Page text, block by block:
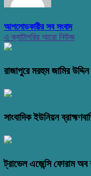
আপলোডকারীর সব সংবাদ
এ ক্যাটাগরির আরো নিউজ
রাজাপুরে মরহুম জামির
সাংবাদিক ইউনিয়ন
ট্রাভেল এজেন্সি ফোরাম অব